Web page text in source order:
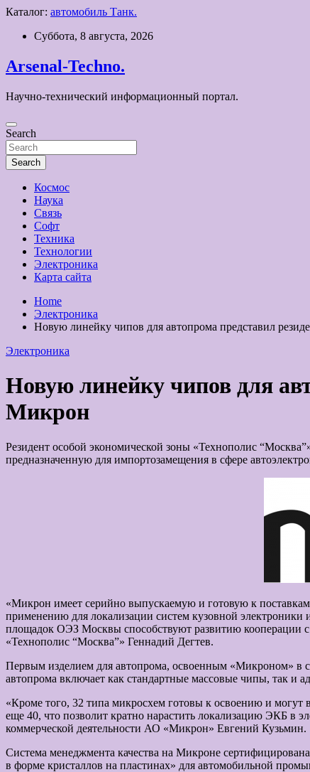
Каталог: автомобиль Танк.
Skip
content
Суббота, 8 августа, 2026
Arsenal-Techno.
Научно-технический информационный портал.
Search
Search
Космос
Наука
Связь
Софт
Техника
Технологии
Электроника
Карта сайта
Home
Электроника
Новую линейку чипов для автопрома представил
Электроника
Новую линейку чипов для
Микрон
Резидент особой экономической зоны «Технополис
предназначенную для импортозамещения в сфере
«Микрон имеет серийно выпускаемую и готовую к
применению для локализации систем кузовной электроники
площадок ОЭЗ Москвы способствуют развитию кооперации
«Технополис “Москва”» Геннадий Дегтев.
Первым изделием для автопрома, освоенным «Микроном» в
автопрома включает как стандартные массовые чипы, так и
«Кроме того, 32 типа микросхем готовы к освоению и
еще 40, что позволит кратно нарастить локализацию ЭКБ в
коммерческой деятельности АО «Микрон» Евгений Кузьмин.
Система менеджмента качества на Микроне
в форме кристаллов на пластинах» для автомобильной